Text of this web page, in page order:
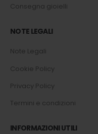
Consegna gioielli
NOTE LEGALI
Note Legali
Cookie Policy
Privacy Policy
Termini e condizioni
INFORMAZIONI UTILI